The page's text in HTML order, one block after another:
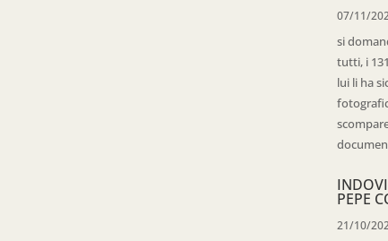
07/11/
si
tutti, i
lui li ha
PEPE
21/10/